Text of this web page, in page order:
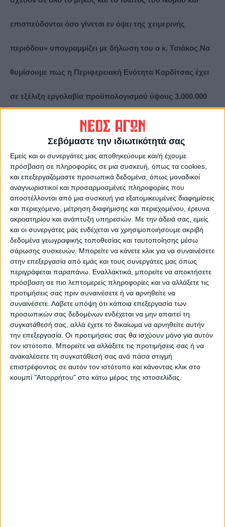
Σεβόμαστε την ιδιωτικότητά σας
Εμείς και οι συνεργάτες μας αποθηκεύουμε και/ή έχουμε
πρόσβαση σε πληροφορίες σε μια συσκευή, όπως τα cookies,
και επεξεργαζόμαστε προσωπικά δεδομένα, όπως μοναδικοί
αναγνωριστικοί και προσαρμοσμένες πληροφορίες που
αποστέλλονται από μια συσκευή για εξατομικευμένες διαφημίσεις
και περιεχόμενο, μέτρηση διαφήμισης και περιεχομένου, έρευνα
ακροατηρίου και ανάπτυξη υπηρεσιών. Με την άδειά σας, εμείς
και οι συνεργάτες μας ενδέχεται να χρησιμοποιήσουμε ακριβή
δεδομένα γεωγραφικής τοποθεσίας και ταυτοποίησης μέσω
σάρωσης συσκευών. Μπορείτε να κάνετε κλικ για να συναινέσετε
στην επεξεργασία από εμάς και τους συνεργάτες μας όπως
περιγράφεται παραπάνω. Εναλλακτικά, μπορείτε να αποκτήσετε
πρόσβαση σε πιο λεπτομερείς πληροφορίες και να αλλάξετε τις
προτιμήσεις σας πριν συναινέσετε ή να αρνηθείτε να
συναινέσετε. Λάβετε υπόψη ότι κάποια επεξεργασία των
προσωπικών σας δεδομένων ενδέχεται να μην απαιτεί τη
συγκατάθεσή σας, αλλά έχετε το δικαίωμα να αρνηθείτε αυτήν
την επεξεργασία. Οι προτιμήσεις σας θα ισχύουν μόνο για αυτόν
τον ιστότοπο. Μπορείτε να αλλάξετε τις προτιμήσεις σας ή να
ανακαλέσετε τη συγκατάθεσή σας ανά πάσα στιγμή
επιστρέφοντας σε αυτόν τον ιστότοπο και κάνοντας κλικ στο
κουμπί "Απορρήτου" στο κάτω μέρος της ιστοσελίδας.
επισπεύδονται όσο γίνεται εν όψει της χειμερινής
περιόδου» υπογραμμίζει με δήλωση του ο κ. Τσιάκος.Να
θυμίσουμε πως η Περιφερειακή Ενότητα Καρδίτσας έχει
σε εξέλιξη εργολαβία προϋπολογισμού ύψους 3.000.000
ευρώ που αφορά στο οδικό δίκτυο ευθύνης της για τους
Δήμους Καρδίτσας και Πλαστήρα. Οι επεμβάσεις στο
οδικό άξονα Καρδιτσομαγούλας – Αγ. Τριάδα αφορούσαν
στην αποκατάσταση του οδοστρώματος με ασφαλτικό
τάπητα.
Τελευταίες Ειδήσεις Σήμερα
Ακολούθησε την εφημερίδα ΝΕΟΣ
ΑΓΩΝ στο Google News!
Όλες οι εξελίξεις στην περιοχή της
Καρδίτσας και ευρύτερα της Θεσσαλίας
ΠΡΟΗΓΟΥΜΕΝΟ ΑΡΘΡΟ
Υποδέχθηκαν την εικόνα της
Παναγίας Δεμερλιώτισσας
ΕΠΟΜΕΝΟ ΑΡΘΡΟ
Παίκτης του ΑΟ Σελλάνων ο